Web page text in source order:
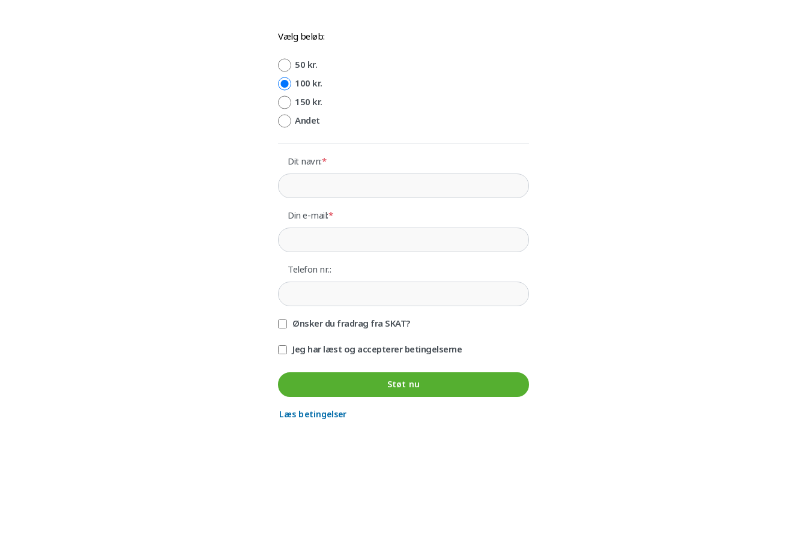
Vælg beløb:
50 kr.
100 kr.
150 kr.
Andet
Dit navn:*
Din e-mail:*
Telefon nr.:
Ønsker du fradrag fra SKAT?
Jeg har læst og accepterer betingelserne
Støt nu
Læs betingelser